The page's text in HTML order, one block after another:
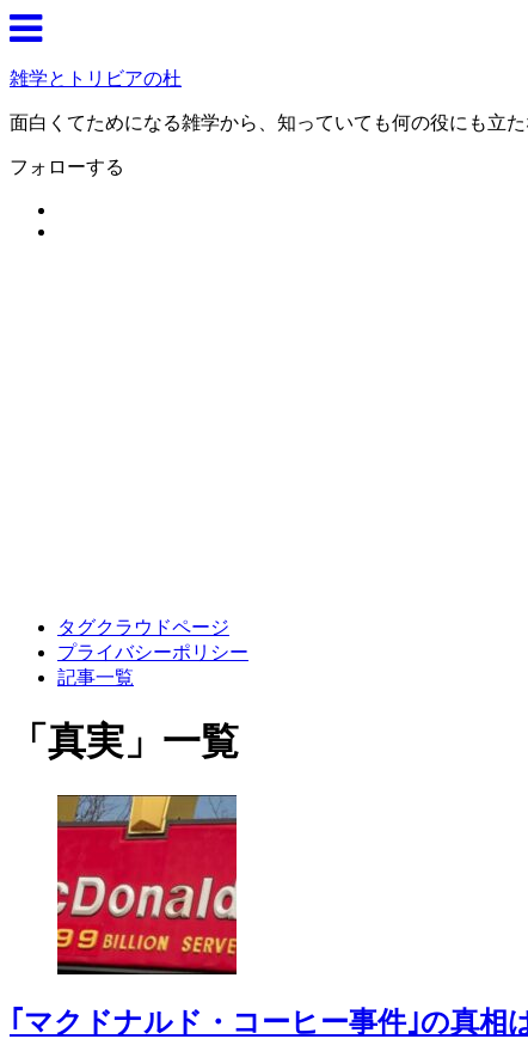
雑学とトリビアの杜
面白くてためになる雑学から、知っていても何の役にも立
フォローする
タグクラウドページ
プライバシーポリシー
記事一覧
「 真実 」 一覧
｢マクドナルド・コーヒー事件｣の真